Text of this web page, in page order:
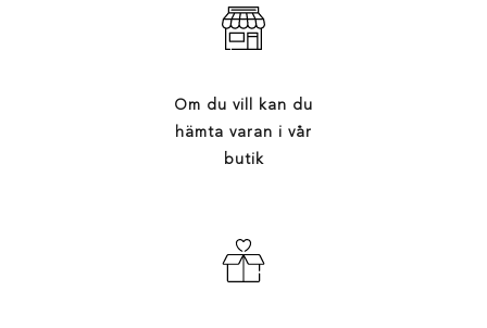
Om du vill kan du
hämta varan i vår
butik